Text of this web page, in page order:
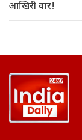
आखिरी वार!